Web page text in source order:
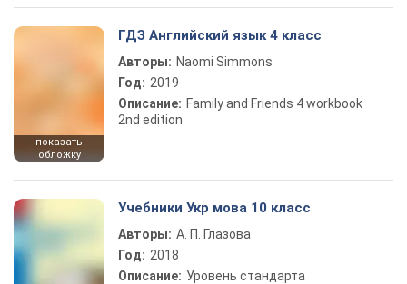
показать
обложку
ГДЗ Английский язык 4 класс
Авторы: Naomi Simmons
Год: 2019
Описание: Family and Friends 4 workbook
2nd edition
Учебники Укр мова 10 класс
Авторы: А. П. Глазова
Год: 2018
Описание: Уровень стандарта